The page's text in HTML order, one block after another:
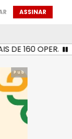
ASSINAR
160
Pub